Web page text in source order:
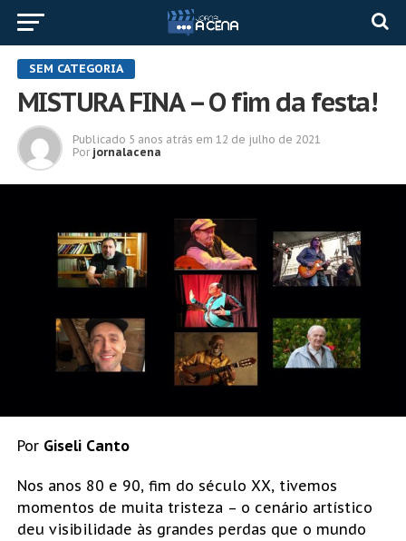
SEM CATEGORIA
MISTURA FINA – O fim da festa!
Publicado 5 anos atrás em 12 de julho de 2021
Por jornalacena
Por Giseli Canto
Nos anos 80 e 90, fim do século XX, tivemos
momentos de muita tristeza – o cenário artístico
deu visibilidade às grandes perdas que o mundo